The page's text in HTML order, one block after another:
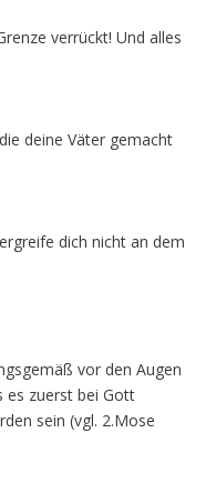
verrückt! Und alles
deine Väter gemacht
dich nicht an dem
vor den Augen
es zuerst bei Gott
sein (vgl. 2.Mose